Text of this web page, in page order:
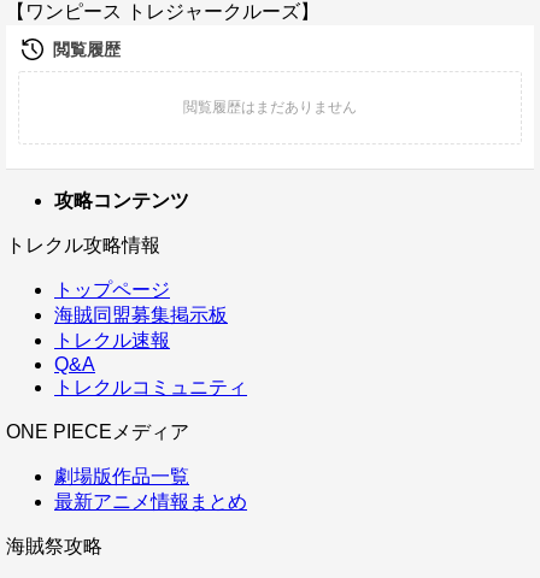
【ワンピース トレジャークルーズ】
攻略コンテンツ
トレクル攻略情報
トップページ
海賊同盟募集掲示板
トレクル速報
Q&A
トレクルコミュニティ
ONE PIECEメディア
劇場版作品一覧
最新アニメ情報まとめ
海賊祭攻略